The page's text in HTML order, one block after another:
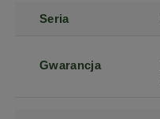
Seria
Gwarancja